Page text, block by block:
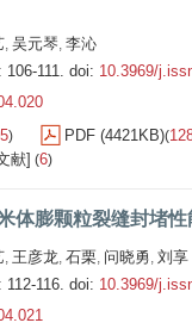
, 吴元琴, 李沁
106-111. doi: 10.3969/
) PDF (4421KB)(
献] (6)
体膨颗粒裂缝封堵
, 王彦龙, 石栗, 问晓勇, 刘享
112-116. doi: 10.3969/